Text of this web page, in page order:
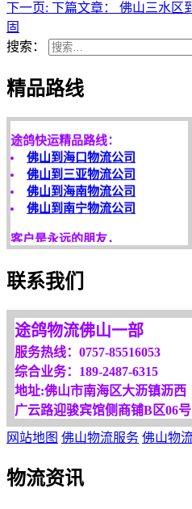
下一页: 下篇文章：
佛山三水区
固
搜索：
精品路线
东成西就泰运！
途鸽快运精品路线：
佛山到海口物流公司
佛山到三亚物流公司
佛山到海南物流公司
佛山到南宁物流公司
客户是永远的朋友，
服务是永恒的追求！
更多服务请来电咨询，
我们将竭诚为你服务！
联系我们
途鸽物流佛山一部
服务热线：0757-85516053
综合业务：189-2487-6315
地址:佛山市南海区大沥镇沥西
广云路迎骏宾馆侧商铺B区06号
网站地图 佛山物流服务 佛山物
物流资讯